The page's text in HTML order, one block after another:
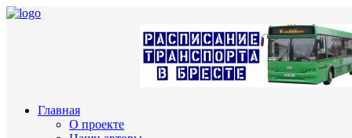
Главная
О проекте